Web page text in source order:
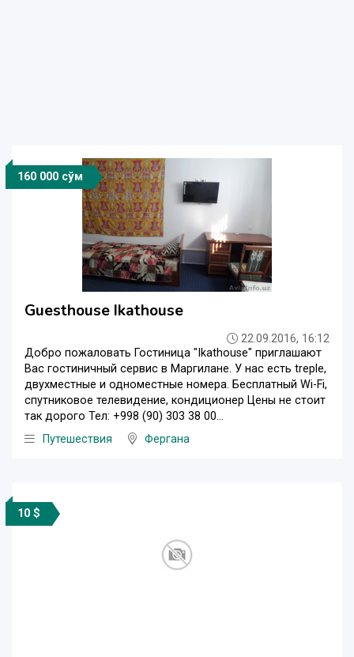
160 000 сўм
Guesthouse Ikathouse
22.09.2016, 16:12
Добро пожаловать Гостиница "Ikathouse" приглашают
Вас гостиничный сервис в Маргилане. У нас есть treple,
двухместные и одноместные номера. Бесплатный Wi-Fi,
спутниковое телевидение, кондиционер Цены не стоит
так дорого Тел: +998 (90) 303 38 00...
Путешествия
Фергана
10 $